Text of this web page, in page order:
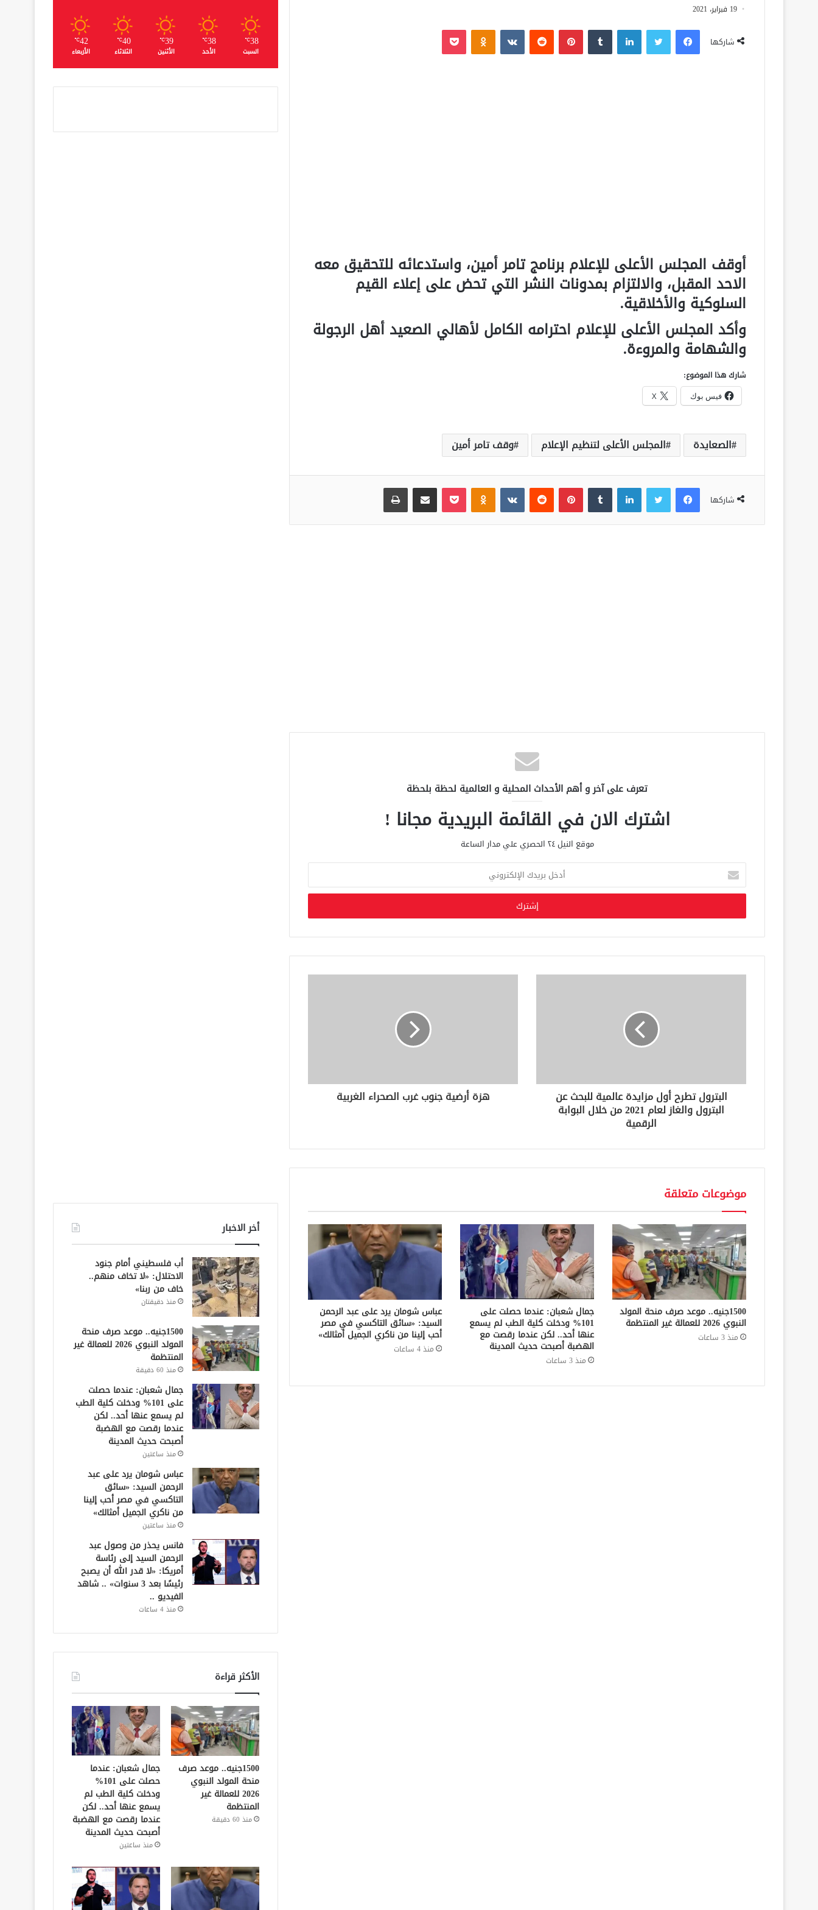
19 فبراير، 2021
شاركها
فيسبوك لينكدإن بينتيريست
أوقف المجلس الأعلى للإعلام برنامج تامر أمين، واستدعائه للتحقيق معه
الاحد المقبل، والالتزام بمدونات النشر التي تحض على إعلاء القيم
السلوكية والأخلاقية.
وأكد المجلس الأعلى للإعلام احترامه الكامل لأهالي الصعيد أهل الرجولة
والشهامة والمروءة.
شارك هذا الموضوع:
فيس بوك X
الصعايدة المجلس الأعلى لتنظيم الإعلام وقف تامر أمين
شاركها
فيسبوك لينكدإن بينتيريست بوكيت
تعرف على آخر و أهم الأحداث المحلية و العالمية لحظة بلحظة
اشترك الان في القائمة البريدية مجانا !
موقع النيل ٢٤ الحصري علي مدار الساعة
خ
ب
د
ك
ن
البترول تطرح أول مزايدة عالمية للبحث عن
البترول والغاز لعام 2021 من خلال البوابة
الرقمية
هزة أرضية جنوب غرب الصحراء الغربية
موضوعات متعلقة
1500جنيه.. موعد صرف منحة المولد
النبوي 2026 للعمالة غير المنتظمة
منذ 3 ساعات
جمال شعبان: عندما حصلت على
101% ودخلت كلية الطب لم يسمع
عنها أحد.. لكن عندما رقصت مع
الهضبة أصبحت حديث المدينة
منذ 3 ساعات
عباس شومان يرد على عبد الرحمن
السيد: «سائق التاكسي في مصر
أحب إلينا من ناكري الجميل أمثالك»
منذ 4 ساعات
38
℃
السبت
38
℃
الأحد
39
℃
الأثنين
40
℃
الثلاثاء
42
℃
الأربعاء
أخر الاخبار
أب فلسطيني أمام جنود
الاحتلال: «لا تخاف منهم..
خاف من ربنا»
منذ دقيقتان
1500جنيه.. موعد صرف منحة
المولد النبوي 2026 للعمالة غير
المنتظمة
منذ 60 دقيقة
جمال شعبان: عندما حصلت
على 101% ودخلت كلية الطب
لم يسمع عنها أحد.. لكن
عندما رقصت مع الهضبة
أصبحت حديث المدينة
منذ ساعتين
عباس شومان يرد على عبد
الرحمن السيد: «سائق
التاكسي في مصر أحب إلينا
من ناكري الجميل أمثالك»
منذ ساعتين
فانس يحذر من وصول عبد
الرحمن السيد إلى رئاسة
أمريكا: «لا قدر الله أن يصبح
رئيسًا بعد 3 سنوات» .. شاهد
الفيديو ..
منذ 4 ساعات
الأكثر قراءة
1500جنيه.. موعد صرف
منحة المولد النبوي
2026 للعمالة غير
المنتظمة
منذ 60 دقيقة
جمال شعبان: عندما
حصلت على 101%
ودخلت كلية الطب لم
يسمع عنها أحد.. لكن
عندما رقصت مع الهضبة
أصبحت حديث المدينة
منذ ساعتين